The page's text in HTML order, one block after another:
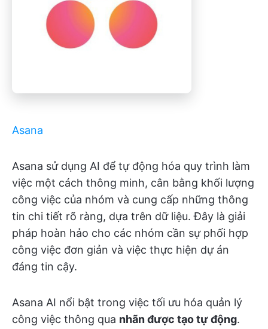
Asana
Asana sử dụng AI để tự động hóa quy trình làm
việc một cách thông minh, cân bằng khối lượng
công việc của nhóm và cung cấp những thông
tin chi tiết rõ ràng, dựa trên dữ liệu. Đây là giải
pháp hoàn hảo cho các nhóm cần sự phối hợp
công việc đơn giản và việc thực hiện dự án
đáng tin cậy.
Asana AI nổi bật trong việc tối ưu hóa quản lý
công việc thông qua nhãn được tạo tự động.